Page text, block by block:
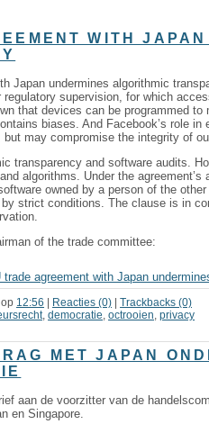
WITH
Japan undermines algorithmic
regulatory supervision, for which
that devices can be programmed
biases. And Facebook’s role
may compromise the integrity of
transparency and software audits.
algorithms. Under the
owned by a person of the
by strict conditions. The clause is in
of the trade committee:
agreement with Japan
op 12:56 | Reacties (0) |Trackbacks (0)
,democratie ,octrooien ,privacy
MET JAPAN
aan de voorzitter van de
en Singapore.